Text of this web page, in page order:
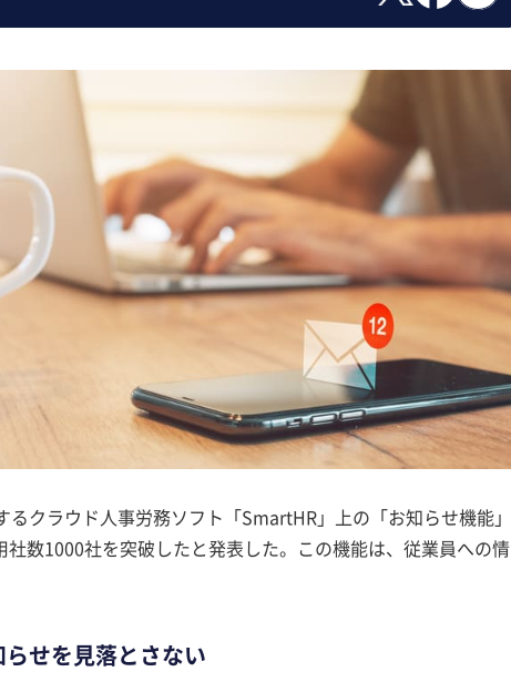
クラウド人事労務ソフト「SmartHR」上の「お知らせ機能」
数1000社を突破したと発表した。この機能は、従業員への情
せを見落とさない